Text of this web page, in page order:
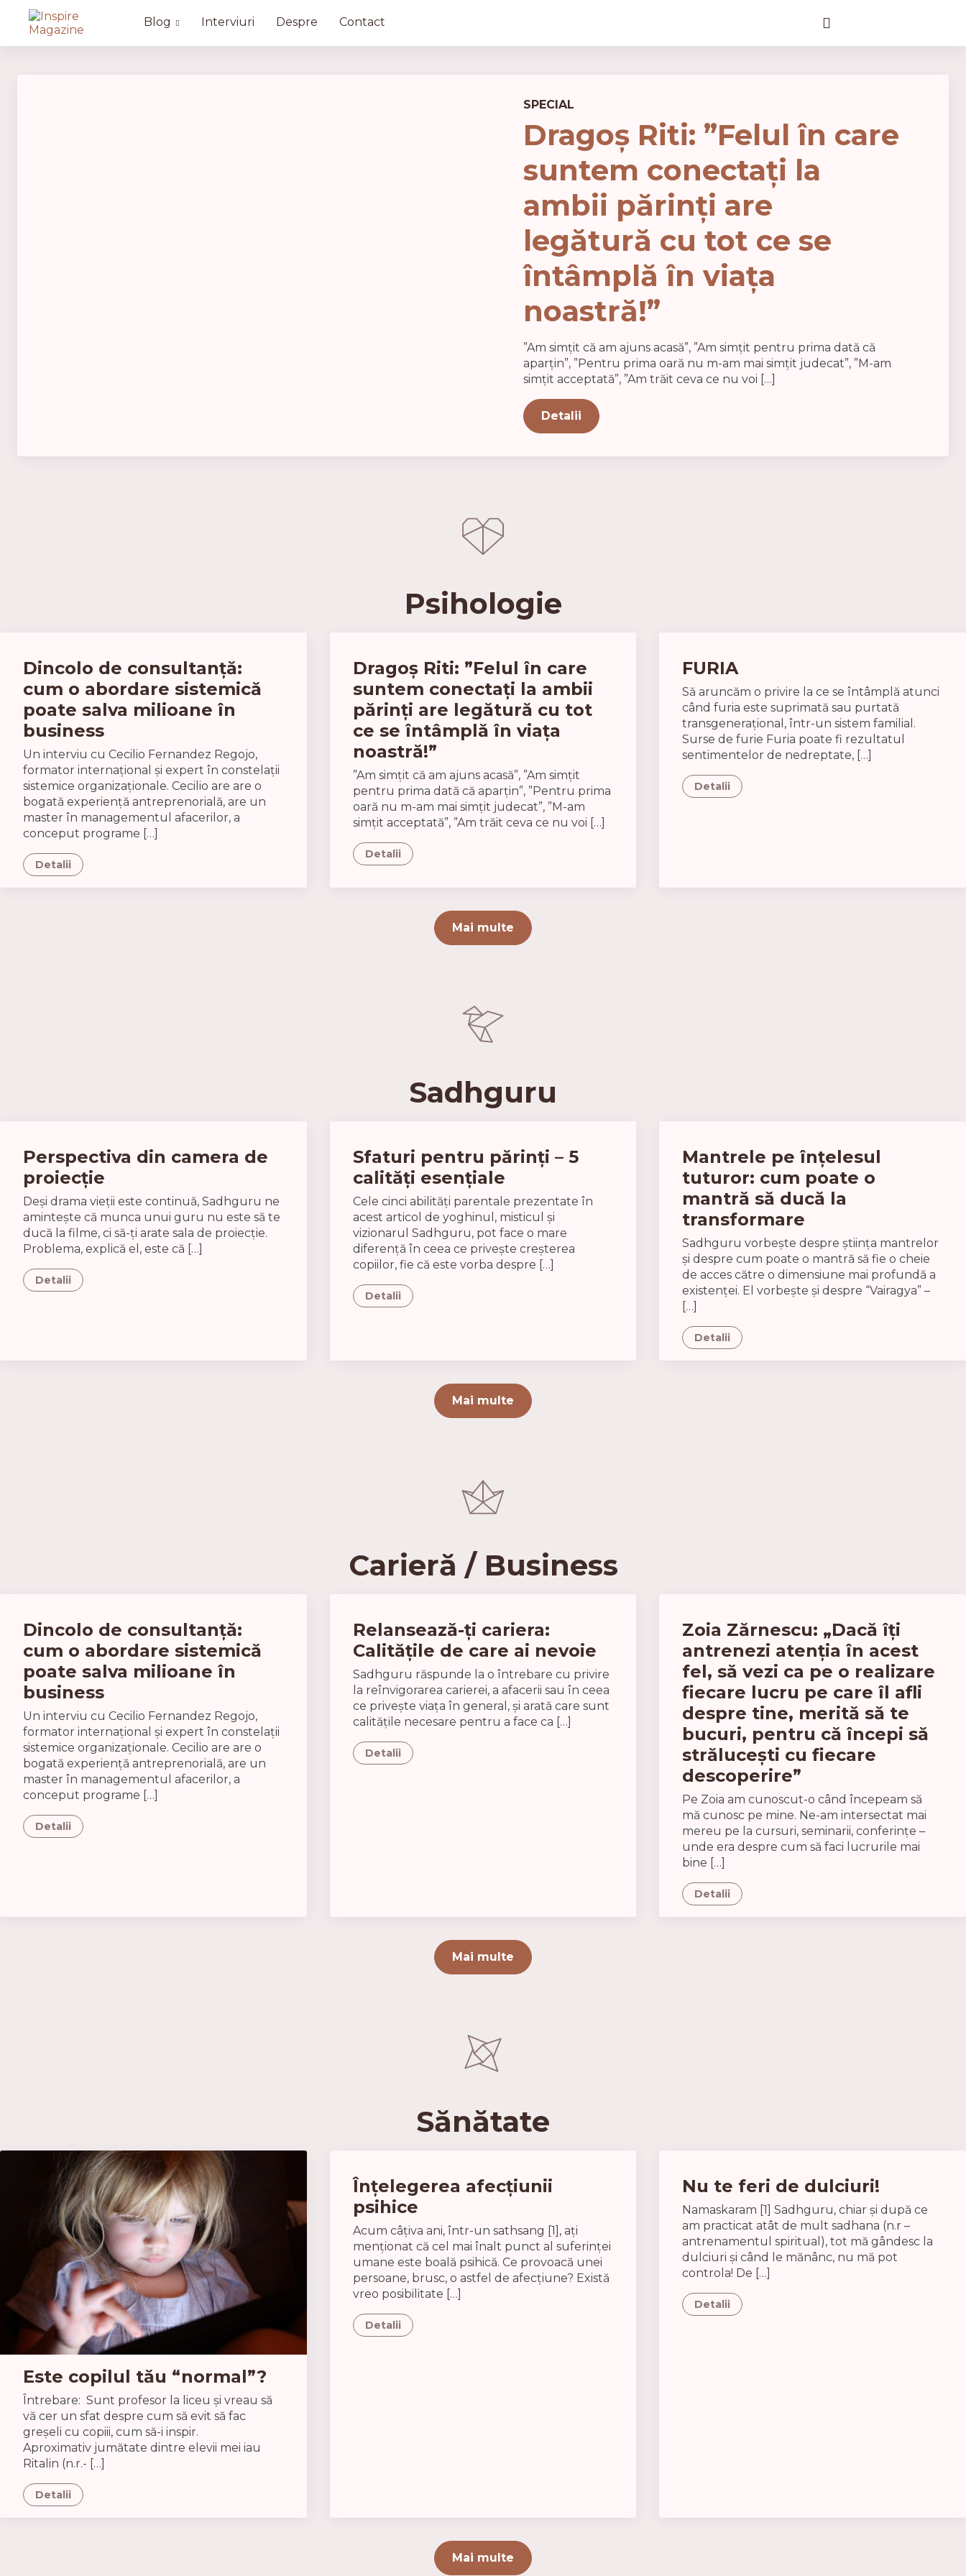
Blog Interviuri Despre Contact
SPECIAL
Dragoș Riti: ”Felul în care
suntem conectați la
ambii părinți are
legătură cu tot ce se
întâmplă în viața
noastră!”
”Am simțit că am ajuns acasă”, ”Am simțit pentru prima dată că
aparțin”, ”Pentru prima oară nu m-am mai simțit judecat”, ”M-am
simțit acceptată”, ”Am trăit ceva ce nu voi […]
Detalii
Psihologie
Dincolo de consultanță:
cum o abordare sistemică
poate salva milioane în
business
Un interviu cu Cecilio Fernandez Regojo,
formator internațional și expert în constelații
sistemice organizaționale. Cecilio are are o
bogată experiență antreprenorială, are un
master în managementul afacerilor, a
conceput programe […]
Detalii
Dragoș Riti: ”Felul în care
suntem conectați la ambii
părinți are legătură cu tot
ce se întâmplă în viața
noastră!”
”Am simțit că am ajuns acasă”, ”Am simțit
pentru prima dată că aparțin”, ”Pentru prima
oară nu m-am mai simțit judecat”, ”M-am
simțit acceptată”, ”Am trăit ceva ce nu voi […]
Detalii
FURIA
Să aruncăm o privire la ce se întâmplă atunci
când furia este suprimată sau purtată
transgenerațional, într-un sistem familial.
Surse de furie Furia poate fi rezultatul
sentimentelor de nedreptate, […]
Detalii
Mai multe
Sadhguru
Perspectiva din camera de
proiecție
Deși drama vieții este continuă, Sadhguru ne
amintește că munca unui guru nu este să te
ducă la filme, ci să-ți arate sala de proiecție.
Problema, explică el, este că […]
Detalii
Sfaturi pentru părinți – 5
calități esențiale
Cele cinci abilități parentale prezentate în
acest articol de yoghinul, misticul și
vizionarul Sadhguru, pot face o mare
diferență în ceea ce privește creșterea
copiilor, fie că este vorba despre […]
Detalii
Mantrele pe înțelesul
tuturor: cum poate o
mantră să ducă la
transformare
Sadhguru vorbește despre știința mantrelor
și despre cum poate o mantră să fie o cheie
de acces către o dimensiune mai profundă a
existenței. El vorbește și despre “Vairagya” –
[…]
Detalii
Mai multe
Carieră / Business
Dincolo de consultanță:
cum o abordare sistemică
poate salva milioane în
business
Un interviu cu Cecilio Fernandez Regojo,
formator internațional și expert în constelații
sistemice organizaționale. Cecilio are are o
bogată experiență antreprenorială, are un
master în managementul afacerilor, a
conceput programe […]
Detalii
Relansează-ți cariera:
Calitățile de care ai nevoie
Sadhguru răspunde la o întrebare cu privire
la reînvigorarea carierei, a afacerii sau în ceea
ce privește viața în general, și arată care sunt
calitățile necesare pentru a face ca […]
Detalii
Zoia Zărnescu: „Dacă îți
antrenezi atenția în acest
fel, să vezi ca pe o realizare
fiecare lucru pe care îl afli
despre tine, merită să te
bucuri, pentru că începi să
strălucești cu fiecare
descoperire”
Pe Zoia am cunoscut-o când începeam să
mă cunosc pe mine. Ne-am intersectat mai
mereu pe la cursuri, seminarii, conferințe –
unde era despre cum să faci lucrurile mai
bine […]
Detalii
Mai multe
Sănătate
Este copilul tău “normal”?
Întrebare: Sunt profesor la liceu şi vreau să
vă cer un sfat despre cum să evit să fac
greşeli cu copiii, cum să-i inspir.
Aproximativ jumătate dintre elevii mei iau
Ritalin (n.r.- […]
Detalii
Înțelegerea afecțiunii
psihice
Acum câțiva ani, într-un sathsang [1], ați
menționat că cel mai înalt punct al suferinței
umane este boală psihică. Ce provoacă unei
persoane, brusc, o astfel de afecțiune? Există
vreo posibilitate […]
Detalii
Nu te feri de dulciuri!
Namaskaram [1] Sadhguru, chiar și după ce
am practicat atât de mult sadhana (n.r –
antrenamentul spiritual), tot mă gândesc la
dulciuri și când le mănânc, nu mă pot
controla! De […]
Detalii
Mai multe